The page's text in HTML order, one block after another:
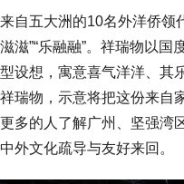
来自五大洲的10名外洋侨领
滋滋”“乐融融”。祥瑞物以
型设想，寓意喜气洋洋、其
祥瑞物，示意将把这份来自
更多的人了解广州、坚强湾
中外文化疏导与友好来回。